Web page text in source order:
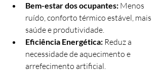
Bem-estar dos ocupantes: Menos
ruído, conforto térmico estável, mais
saúde e produtividade.
Eficiência Energética: Reduz a
necessidade de aquecimento e
arrefecimento artificial.